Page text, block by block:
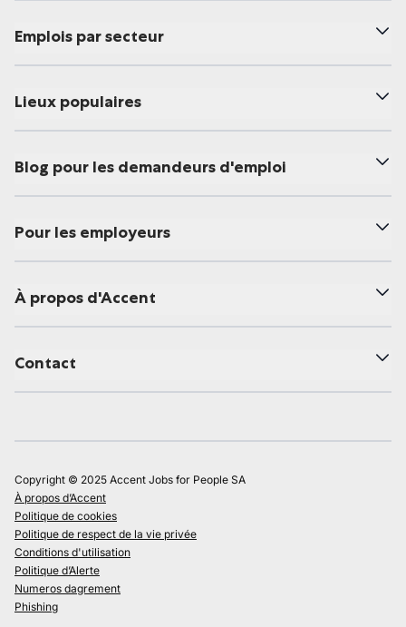
Emplois par secteur
Lieux populaires
Blog pour les demandeurs d'emploi
Pour les employeurs
À propos d'Accent
Contact
Copyright © 2025 Accent Jobs for People SA
À propos d’Accent
Politique de cookies
Politique de respect de la vie privée
Conditions d'utilisation
Politique d’Alerte
Numeros dagrement
Phishing